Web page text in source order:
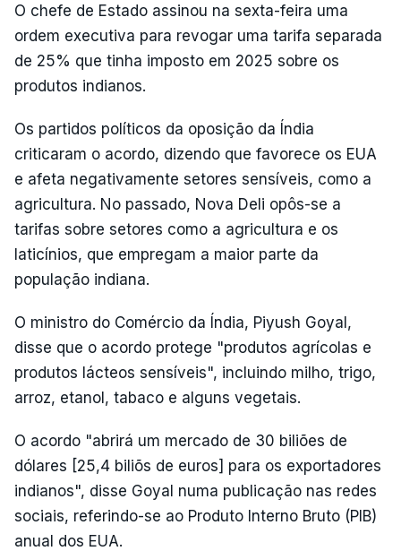
O chefe de Estado assinou na sexta-feira uma
ordem executiva para revogar uma tarifa separada
de 25% que tinha imposto em 2025 sobre os
produtos indianos.
Os partidos políticos da oposição da Índia
criticaram o acordo, dizendo que favorece os EUA
e afeta negativamente setores sensíveis, como a
agricultura. No passado, Nova Deli opôs-se a
tarifas sobre setores como a agricultura e os
laticínios, que empregam a maior parte da
população indiana.
O ministro do Comércio da Índia, Piyush Goyal,
disse que o acordo protege "produtos agrícolas e
produtos lácteos sensíveis", incluindo milho, trigo,
arroz, etanol, tabaco e alguns vegetais.
O acordo "abrirá um mercado de 30 biliões de
dólares [25,4 biliõs de euros] para os exportadores
indianos", disse Goyal numa publicação nas redes
sociais, referindo-se ao Produto Interno Bruto (PIB)
anual dos EUA.